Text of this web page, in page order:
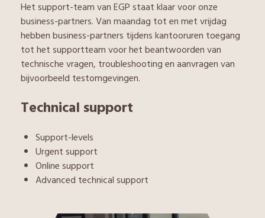
Het support-team van EGP staat klaar voor onze
business-partners. Van maandag tot en met vrijdag
hebben business-partners tijdens kantooruren toegang
tot het supportteam voor het beantwoorden van
technische vragen, troubleshooting en aanvragen van
bijvoorbeeld testomgevingen.
Technical support
Support-levels
Urgent support
Online support
Advanced technical support